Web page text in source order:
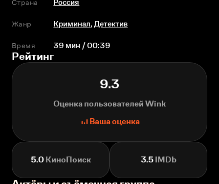
Страна
Россия
Жанр Криминал,Детектив
Время 39 мин / 00:39
Рейтинг
9.3
Оценка пользователей Wink
Ваша оценка
5.0КиноПоиск 3.5IMDb